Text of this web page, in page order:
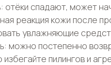
отёки спадают, может
реакция кожи после
увлажняющие
можно постепенно
избегайте пилингов и